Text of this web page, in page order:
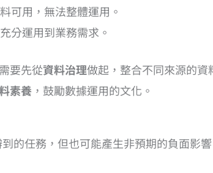
可用，無法整體運用。
分運用到業務需求。
要先從資料治理做起，整合不同來源的
素養 ，鼓勵數據運用的文化。
的任務，但也可能產生非預期的負面影